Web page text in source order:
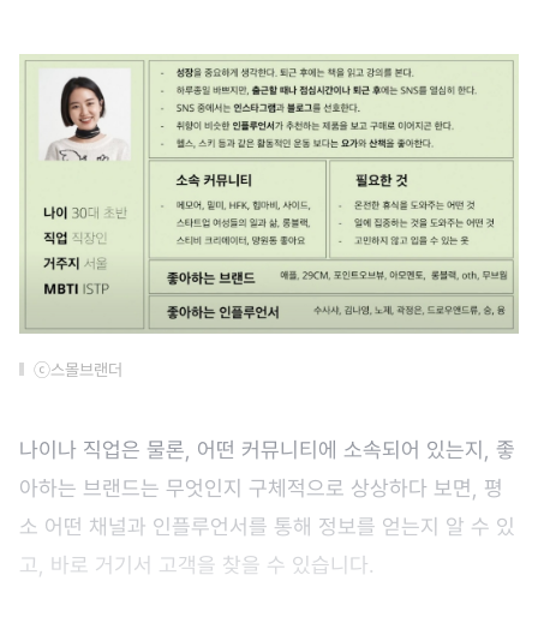
ⓒ스몰브랜더
나이나 직업은 물론, 어떤 커뮤니티에 소속되어 있는지, 좋
아하는 브랜드는 무엇인지 구체적으로 상상하다 보면, 평
소 어떤 채널과 인플루언서를 통해 정보를 얻는지 알 수 있
고, 바로 거기서 고객을 찾을 수 있습니다.